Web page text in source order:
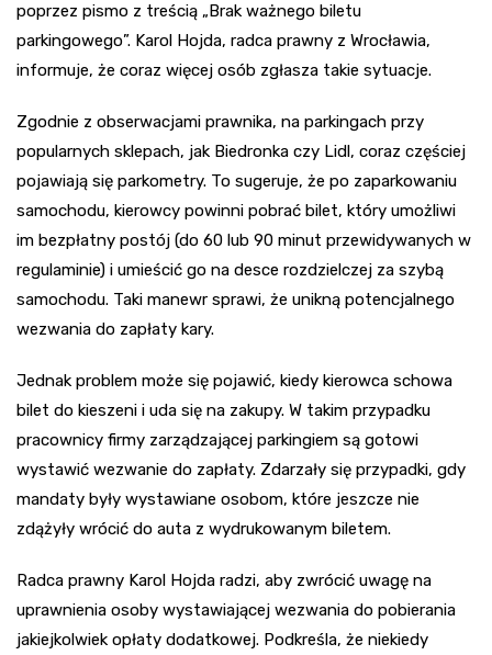
poprzez pismo z treścią „Brak ważnego biletu
parkingowego”. Karol Hojda, radca prawny z Wrocławia,
informuje, że coraz więcej osób zgłasza takie sytuacje.
Zgodnie z obserwacjami prawnika, na parkingach przy
popularnych sklepach, jak Biedronka czy Lidl, coraz częściej
pojawiają się parkometry. To sugeruje, że po zaparkowaniu
samochodu, kierowcy powinni pobrać bilet, który umożliwi
im bezpłatny postój (do 60 lub 90 minut przewidywanych w
regulaminie) i umieścić go na desce rozdzielczej za szybą
samochodu. Taki manewr sprawi, że unikną potencjalnego
wezwania do zapłaty kary.
Jednak problem może się pojawić, kiedy kierowca schowa
bilet do kieszeni i uda się na zakupy. W takim przypadku
pracownicy firmy zarządzającej parkingiem są gotowi
wystawić wezwanie do zapłaty. Zdarzały się przypadki, gdy
mandaty były wystawiane osobom, które jeszcze nie
zdążyły wrócić do auta z wydrukowanym biletem.
Radca prawny Karol Hojda radzi, aby zwrócić uwagę na
uprawnienia osoby wystawiającej wezwania do pobierania
jakiejkolwiek opłaty dodatkowej. Podkreśla, że niekiedy